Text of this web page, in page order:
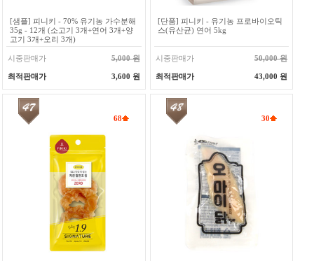
[샘플] 피니키 - 70% 유기농 가수분해
35g - 12개 (소고기 3개+연어 3개+양
고기 3개+오리 3개)
시중판매가 5,000 원
최적판매가 3,600 원
[단품] 피니키 - 유기농 프로바이오틱
스(유산균) 연어 5kg
시중판매가 50,000 원
최적판매가 43,000 원
68 30